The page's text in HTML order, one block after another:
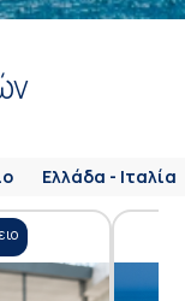
Ελλάδα - Ιταλία